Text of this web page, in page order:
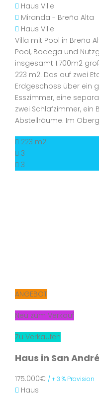
Haus Ville
Miranda - Breña Alta
Haus Ville
Villa mit Pool in Breña
Pool, Bodega und
insgesamt 1.700m2
223 m2. Das auf zwei
Erdgeschoss über ein
Esszimmer, eine
zwei Schlafzimmer, ein
Abstellräume. Im
223 m2
3
3
ANGEBOT
Neu zum Verkauf
Zu Verkaufen
Haus in San
175.000€ / + 3 % Provision
Haus